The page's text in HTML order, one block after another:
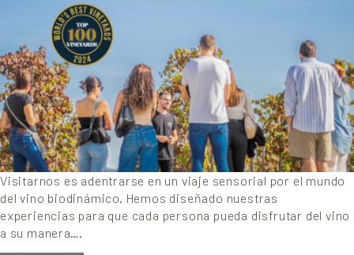
Visitarnos es adentrarse en un viaje sensorial por el mundo
del vino biodinámico. Hemos diseñado nuestras
experiencias para que cada persona pueda disfrutar del vino
a su manera….